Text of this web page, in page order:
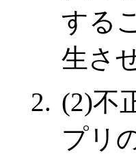
する
生さ
(2)不
プリ